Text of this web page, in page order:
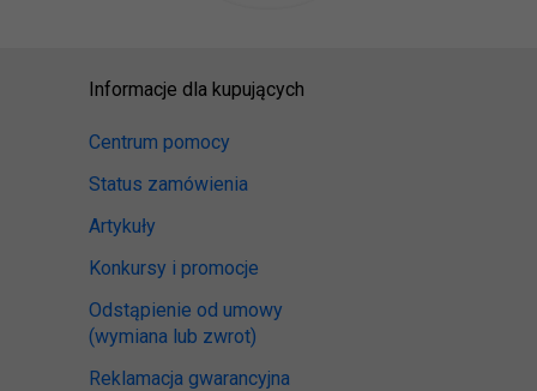
Informacje dla kupujących
Centrum pomocy
Status zamówienia
Artykuły
Konkursy i promocje
Odstąpienie od umowy
(wymiana lub zwrot)
Reklamacja gwarancyjna